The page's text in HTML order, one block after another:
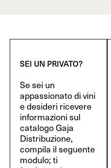
SEI UN PRIVATO?
Se sei un
appassionato di vini
e desideri ricevere
informazioni sul
catalogo Gaja
Distribuzione,
compila il seguente
modulo; ti